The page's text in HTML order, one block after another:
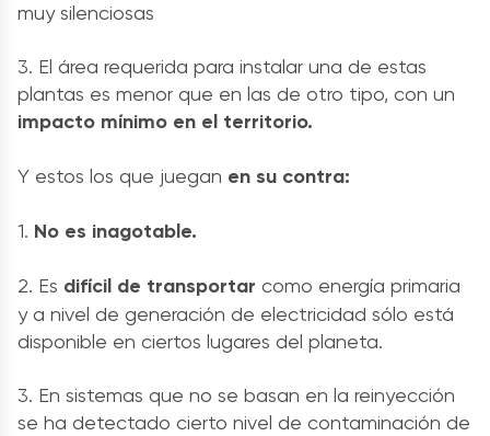
muy silenciosas
3. El área requerida para instalar una de estas
plantas es menor que en las de otro tipo, con un
impacto mínimo en el territorio.
Y estos los que juegan en su contra:
1. No es inagotable.
2. Es difícil de transportar como energía primaria
y a nivel de generación de electricidad sólo está
disponible en ciertos lugares del planeta.
3. En sistemas que no se basan en la reinyección
se ha detectado cierto nivel de contaminación de